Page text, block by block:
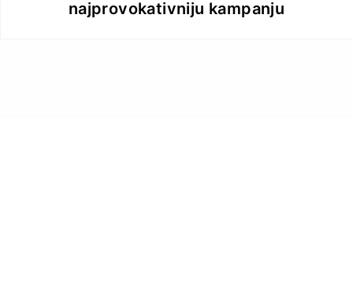
najprovokativniju kampanju